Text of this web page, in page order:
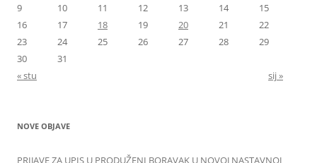
9
10 11 12 13 14
15
16
17 18 19 20 21
22
23
24 25 26 27 28
29
30
31
« stu
sij »
NOVE OBJAVE
PRIJAVE ZA UPIS U PRODUŽENI BORAVAK U NOVOJ NASTAVNOJ